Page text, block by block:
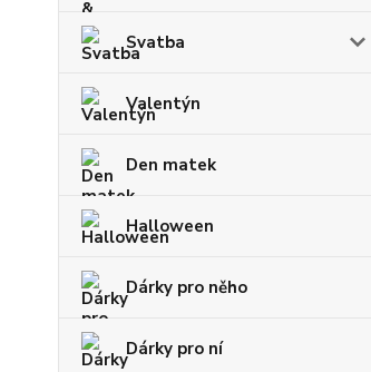
Svatba
Valentýn
Den matek
Halloween
Dárky pro něho
Dárky pro ní